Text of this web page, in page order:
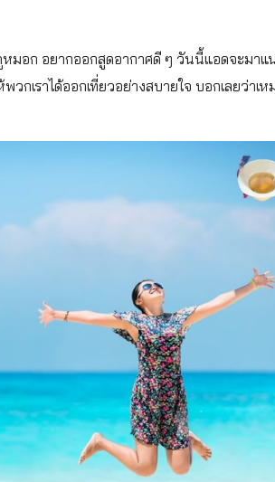
หมอก อยากออกสูดอากาศดี ๆ วันนี้แอดจะมาแ
วกเราได้ออกเที่ยวอย่างสบายใจ บอกเลยว่า